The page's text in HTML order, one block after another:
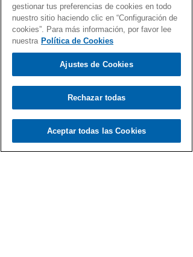
gestionar tus preferencias de cookies en todo
nuestro sitio haciendo clic en “Configuración de
cookies”. Para más información, por favor lee
nuestra Política de Cookies
Ajustes de Cookies
Rechazar todas
Aceptar todas las Cookies